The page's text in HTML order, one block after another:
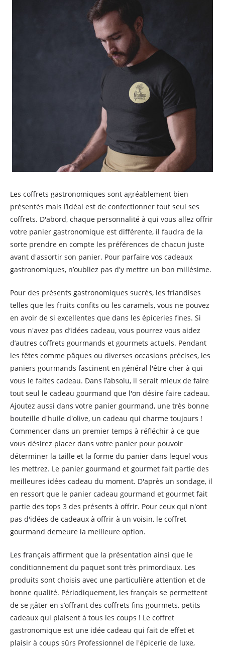
Les coffrets gastronomiques sont agréablement bien
présentés mais l’idéal est de confectionner tout seul ses
coffrets. D'abord, chaque personnalité à qui vous allez offrir
votre panier gastronomique est différente, il faudra de la
sorte prendre en compte les préférences de chacun juste
avant d'assortir son panier. Pour parfaire vos cadeaux
gastronomiques, n’oubliez pas d'y mettre un bon millésime.
Pour des présents gastronomiques sucrés, les friandises
telles que les fruits confits ou les caramels, vous ne pouvez
en avoir de si excellentes que dans les épiceries fines. Si
vous n'avez pas d’idées cadeau, vous pourrez vous aidez
d’autres coffrets gourmands et gourmets actuels. Pendant
les fêtes comme pâques ou diverses occasions précises, les
paniers gourmands fascinent en général l'être cher à qui
vous le faites cadeau. Dans l’absolu, il serait mieux de faire
tout seul le cadeau gourmand que l'on désire faire cadeau.
Ajoutez aussi dans votre panier gourmand, une très bonne
bouteille d'huile d'olive, un cadeau qui charme toujours !
Commencer dans un premier temps à réfléchir à ce que
vous désirez placer dans votre panier pour pouvoir
déterminer la taille et la forme du panier dans lequel vous
les mettrez. Le panier gourmand et gourmet fait partie des
meilleures idées cadeau du moment. D'après un sondage, il
en ressort que le panier cadeau gourmand et gourmet fait
partie des tops 3 des présents à offrir. Pour ceux qui n'ont
pas d'idées de cadeaux à offrir à un voisin, le coffret
gourmand demeure la meilleure option.
Les français affirment que la présentation ainsi que le
conditionnement du paquet sont très primordiaux. Les
produits sont choisis avec une particulière attention et de
bonne qualité. Périodiquement, les français se permettent
de se gâter en s’offrant des coffrets fins gourmets, petits
cadeaux qui plaisent à tous les coups ! Le coffret
gastronomique est une idée cadeau qui fait de effet et
plaisir à coups sûrs Professionnel de l'épicerie de luxe,